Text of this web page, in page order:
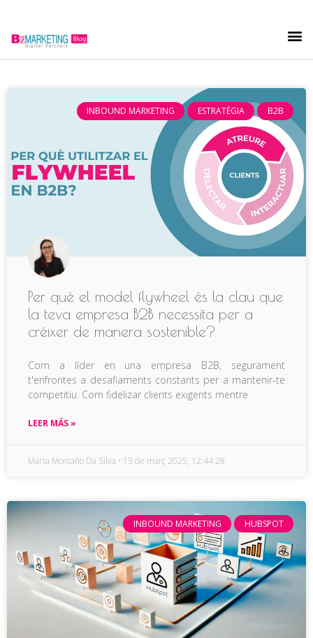
INBOUND MARKETING ESTRATÈGIA B2B
Per què el model flywheel és la clau que
la teva empresa B2B necessita per a
créixer de manera sostenible?
Com a líder en una empresa B2B, segurament
t'enfrontes a desafiaments constants per a mantenir-te
competitiu. Com fidelizar clients exigents mentre
LEER MÁS »
Marta Montaño Da Silva 13 de març 2025, 12:44:28
INBOUND MARKETING HUBSPOT